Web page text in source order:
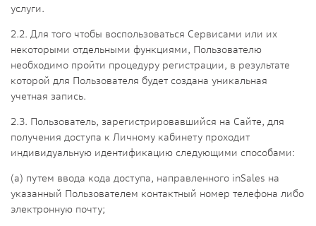
услуги.
2.2. Для того чтобы воспользоваться Сервисами или их
некоторыми отдельными функциями, Пользователю
необходимо пройти процедуру регистрации, в результате
которой для Пользователя будет создана уникальная
учетная запись.
2.3. Пользователь, зарегистрировавшийся на Сайте, для
получения доступа к Личному кабинету проходит
индивидуальную идентификацию следующими способами:
(а) путем ввода кода доступа, направленного inSales на
указанный Пользователем контактный номер телефона либо
электронную почту;